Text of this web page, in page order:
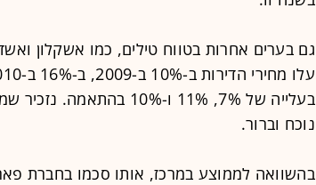
גם בערים אחרות בטווח טילים, כמו אשקלון
בעלייה של 7%, 11% ו-10%
נוכח וברור.
בהשוואה לממוצע במרכז, אותו סכמו בחברת